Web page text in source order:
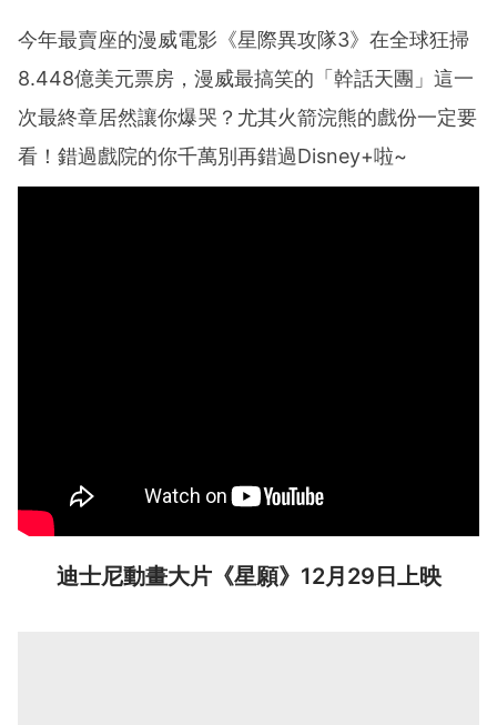
今年最賣座的漫威電影《星際異攻隊3》在全球狂掃
8.448億美元票房，漫威最搞笑的「幹話天團」這一
次最終章居然讓你爆哭？尤其火箭浣熊的戲份一定要
看！錯過戲院的你千萬別再錯過Disney+啦~
迪士尼動畫大片《星願》12月29日上映